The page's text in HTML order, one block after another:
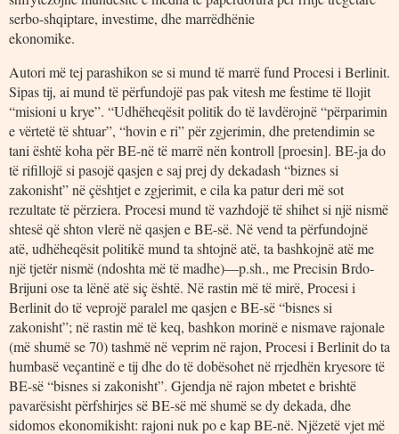
serbo-shqiptare, investime, dhe marrëdhënie
ekonomike.
Autori më tej parashikon se si mund të marrë fund Procesi i Berlinit.
Sipas tij, ai mund të përfundojë pas pak vitesh me festime të llojit
“misioni u krye”. “Udhëheqësit politik do të lavdërojnë “përparimin
e vërtetë të shtuar”, “hovin e ri” për zgjerimin, dhe pretendimin se
tani është koha për BE-në të marrë nën kontroll [proesin]. BE-ja do
të rifillojë si pasojë qasjen e saj prej dy dekadash “biznes si
zakonisht” në çështjet e zgjerimit, e cila ka patur deri më sot
rezultate të përziera. Procesi mund të vazhdojë të shihet si një nismë
shtesë që shton vlerë në qasjen e BE-së. Në vend ta përfundojnë
atë, udhëheqësit politikë mund ta shtojnë atë, ta bashkojnë atë me
një tjetër nismë (ndoshta më të madhe)—p.sh., me Precisin Brdo-
Brijuni ose ta lënë atë siç është. Në rastin më të mirë, Procesi i
Berlinit do të veprojë paralel me qasjen e BE-së “bisnes si
zakonisht”; në rastin më të keq, bashkon morinë e nismave rajonale
(më shumë se 70) tashmë në veprim në rajon, Procesi i Berlinit do ta
humbasë veçantinë e tij dhe do të dobësohet në rrjedhën kryesore të
BE-së “bisnes si zakonisht”. Gjendja në rajon mbetet e brishtë
pavarësisht përfshirjes së BE-së më shumë se dy dekada, dhe
sidomos ekonomikisht: rajoni nuk po e kap BE-në. Njëzetë vjet më